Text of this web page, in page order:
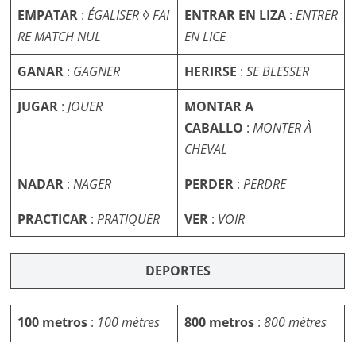
EMPATAR :ÉGALISER ◊FAI
REMATCH NUL
ENTRAR EN LIZA :ENTRER
EN LICE
GANAR : GAGNER HERIRSE :SE BLESSER
JUGAR :JOUER
MONTAR A
CABALLO :MONTER À
CHEVAL
NADAR :NAGER PERDER :PERDRE
PRACTICAR :PRATIQUER VER : VOIR
DEPORTES
100 metros : 100 mètres 800 metros :800 mètres